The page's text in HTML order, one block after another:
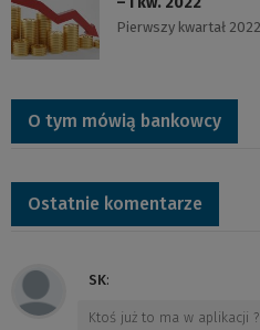
Pierwszy kwartał
O tym mówią bankowcy
Ostatnie komentarze
SK:
Ktoś już to ma w aplikacji ?